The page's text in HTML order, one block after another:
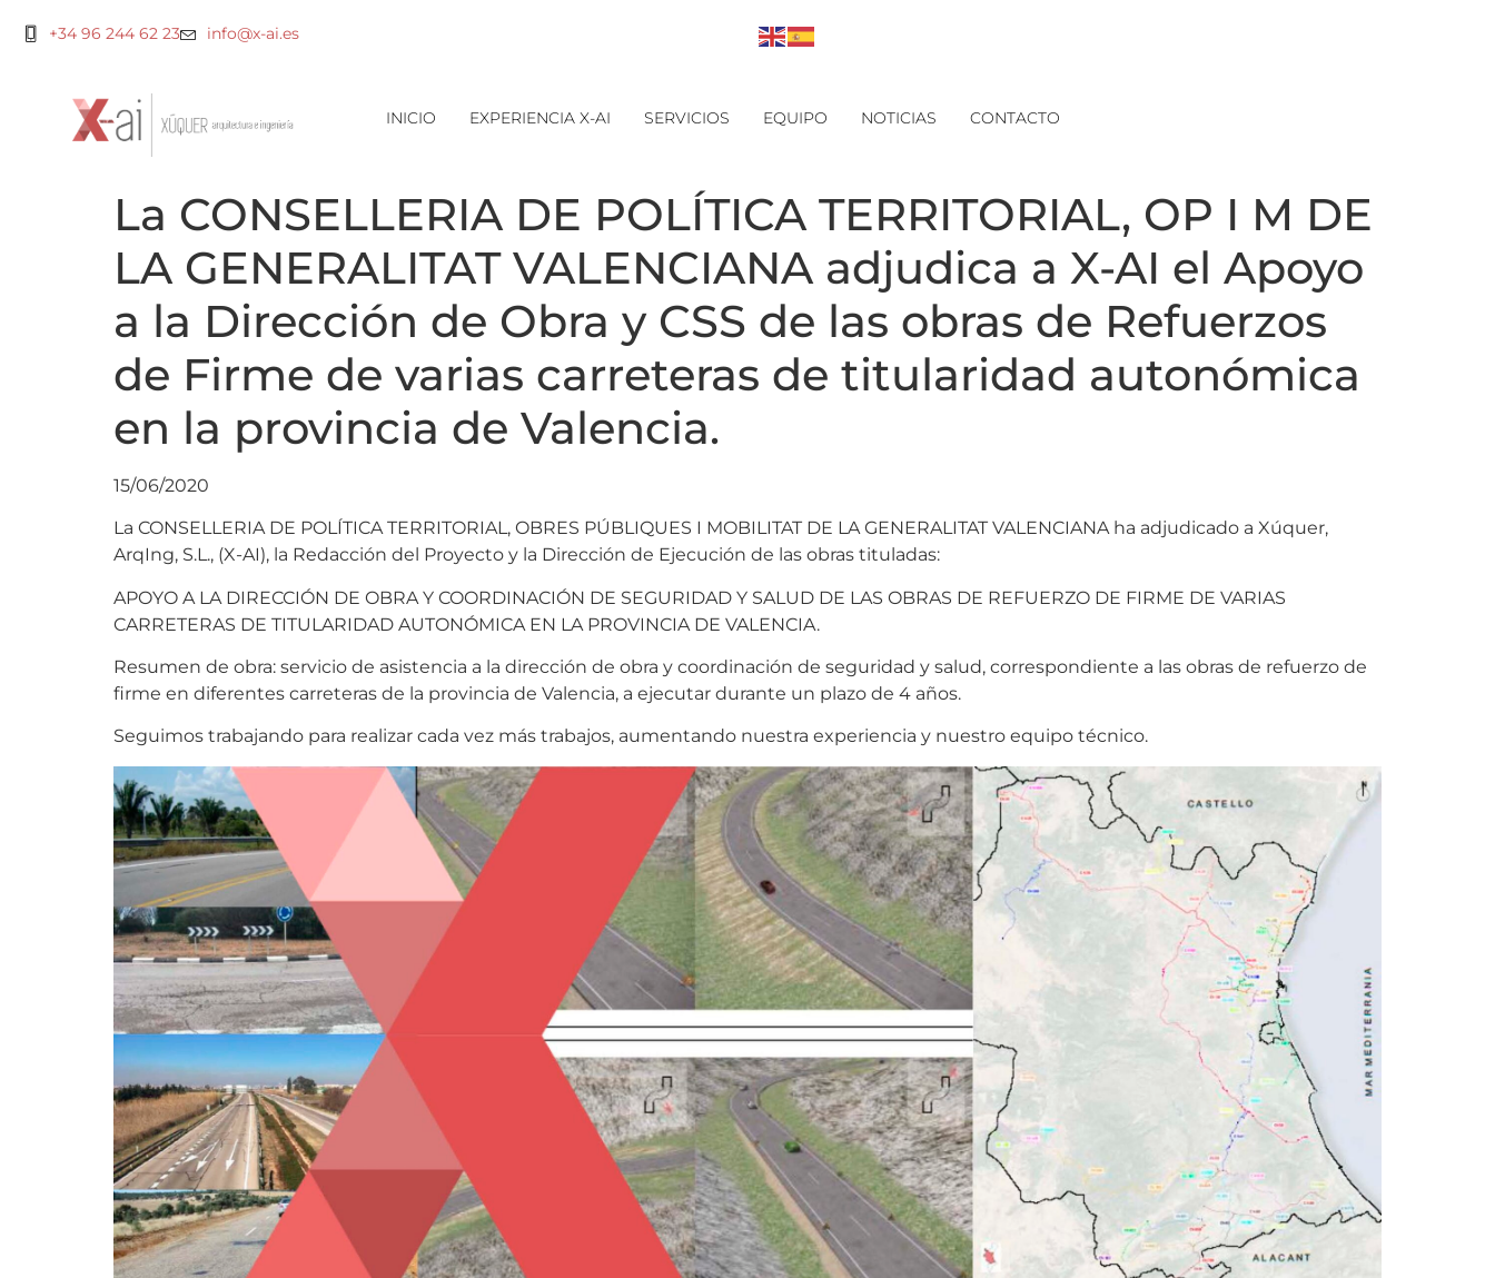
+34 96 244 62 23 info@x-ai.es
INICIO EXPERIENCIA X-AI SERVICIOS EQUIPO NOTICIAS CONTACTO
La CONSELLERIA DE POLÍTICA TERRITORIAL, OP I M DE
LA GENERALITAT VALENCIANA adjudica a X-AI el Apoyo
a la Dirección de Obra y CSS de las obras de Refuerzos
de Firme de varias carreteras de titularidad autonómica
en la provincia de Valencia.
15/06/2020
La CONSELLERIA DE POLÍTICA TERRITORIAL, OBRES PÚBLIQUES I MOBILITAT DE LA GENERALITAT VALENCIANA ha adjudicado a Xúquer,
ArqIng, S.L., (X-AI), la Redacción del Proyecto y la Dirección de Ejecución de las obras tituladas:
APOYO A LA DIRECCIÓN DE OBRA Y COORDINACIÓN DE SEGURIDAD Y SALUD DE LAS OBRAS DE REFUERZO DE FIRME DE VARIAS
CARRETERAS DE TITULARIDAD AUTONÓMICA EN LA PROVINCIA DE VALENCIA.
Resumen de obra: servicio de asistencia a la dirección de obra y coordinación de seguridad y salud, correspondiente a las obras de refuerzo de
firme en diferentes carreteras de la provincia de Valencia, a ejecutar durante un plazo de 4 años.
Seguimos trabajando para realizar cada vez más trabajos, aumentando nuestra experiencia y nuestro equipo técnico.